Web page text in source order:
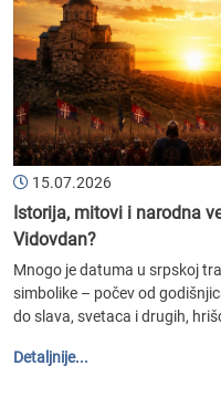
15.07.2026
Istorija, mitovi i narodna
Vidovdan?
Mnogo je datuma u srpskoj
simbolike – počev od
do slava, svetaca i drugih,
Detaljnije...